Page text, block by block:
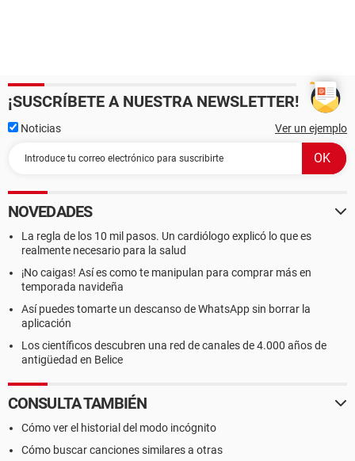
¡SUSCRÍBETE A NUESTRA NEWSLETTER!
Noticias Ver un ejemplo
NOVEDADES
La regla de los 10 mil pasos. Un cardiólogo explicó lo que es
realmente necesario para la salud
¡No caigas! Así es como te manipulan para comprar más en
temporada navideña
Así puedes tomarte un descanso de WhatsApp sin borrar la
aplicación
Los científicos descubren una red de canales de 4.000 años de
antigüedad en Belice
CONSULTA TAMBIÉN
Cómo ver el historial del modo incógnito
Cómo buscar canciones similares a otras